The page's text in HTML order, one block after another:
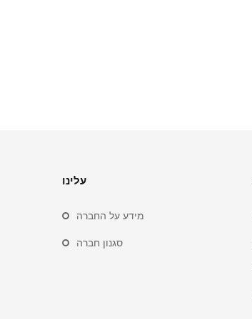
עלינו
מידע על החברה
סגנון חברה